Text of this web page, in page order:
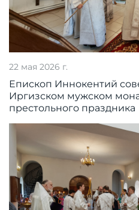
22 мая 2026 г.
Епископ Иннокентий
Иргизском мужском
престольного праздника